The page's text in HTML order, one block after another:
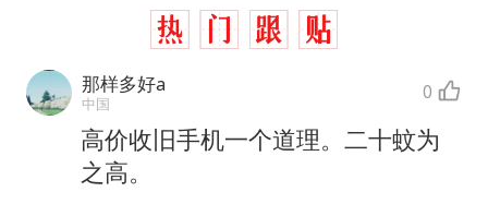
那样多好a
中国 0
高价收旧手机一个道理。二十蚊为
之高。